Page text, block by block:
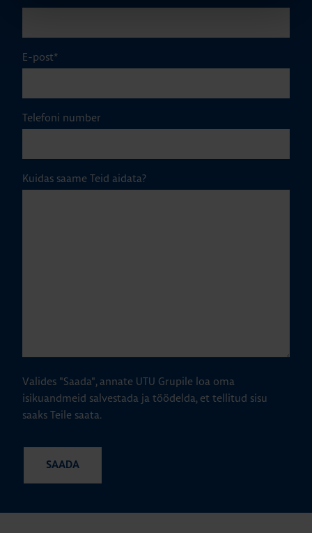
E-post*
Telefoni number
Kuidas saame Teid aidata?
Valides "Saada", annate UTU Grupile loa oma
isikuandmeid salvestada ja töödelda, et tellitud sisu
saaks Teile saata.